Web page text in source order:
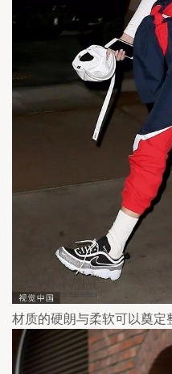
材质的硬朗与柔软可以奠定